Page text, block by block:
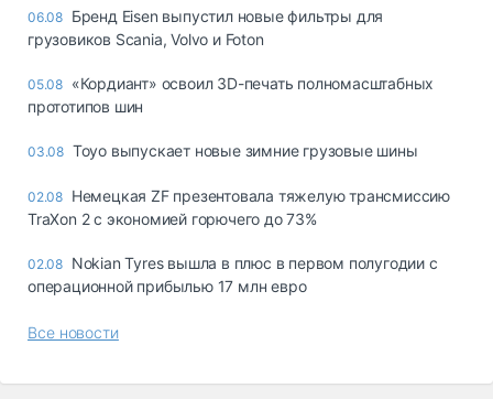
06.08 Бренд Eisen выпустил новые фильтры для
грузовиков Scania, Volvo и Foton
05.08 «Кордиант» освоил 3D-печать полномасштабных
прототипов шин
03.08 Toyo выпускает новые зимние грузовые шины
02.08 Немецкая ZF презентовала тяжелую трансмиссию
TraXon 2 с экономией горючего до 73%
02.08 Nokian Tyres вышла в плюс в первом полугодии с
операционной прибылью 17 млн евро
Все новости